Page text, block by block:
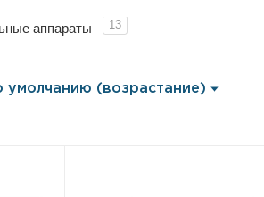
аппараты 13
умолчанию (возрастание)